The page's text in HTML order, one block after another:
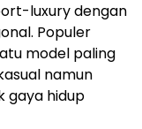
luxury dengan
Populer
model paling
namun
gaya hidup